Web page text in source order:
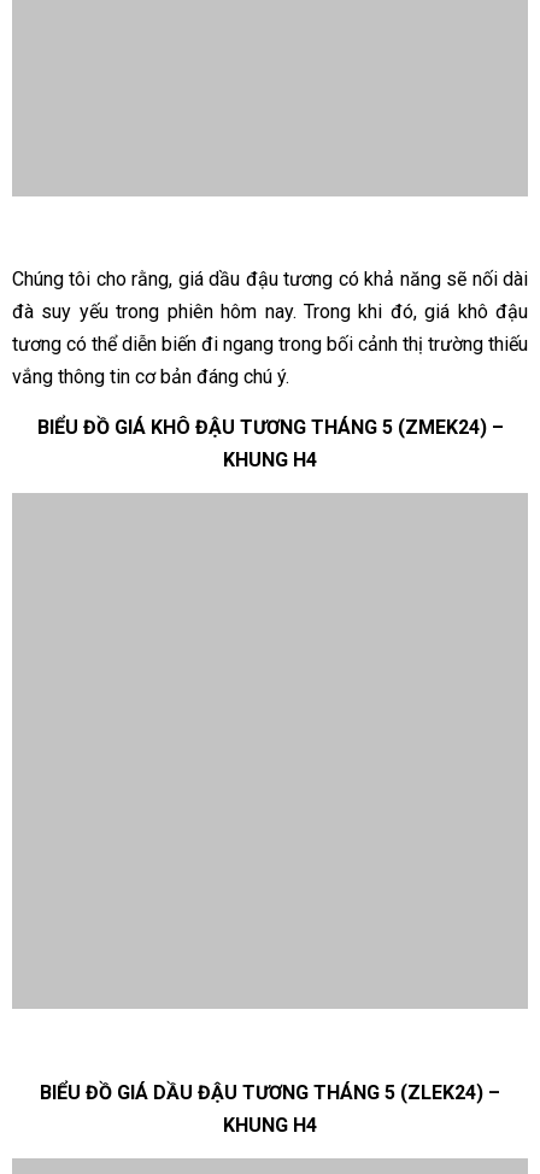
Chúng tôi cho rằng, giá dầu đậu tương có khả năng sẽ nối dài
đà suy yếu trong phiên hôm nay. Trong khi đó, giá khô đậu
tương có thể diễn biến đi ngang trong bối cảnh thị trường thiếu
vắng thông tin cơ bản đáng chú ý.
BIỂU ĐỒ GIÁ KHÔ ĐẬU TƯƠNG THÁNG 5 (ZMEK24) –
KHUNG H4
BIỂU ĐỒ GIÁ DẦU ĐẬU TƯƠNG THÁNG 5 (ZLEK24) –
KHUNG H4